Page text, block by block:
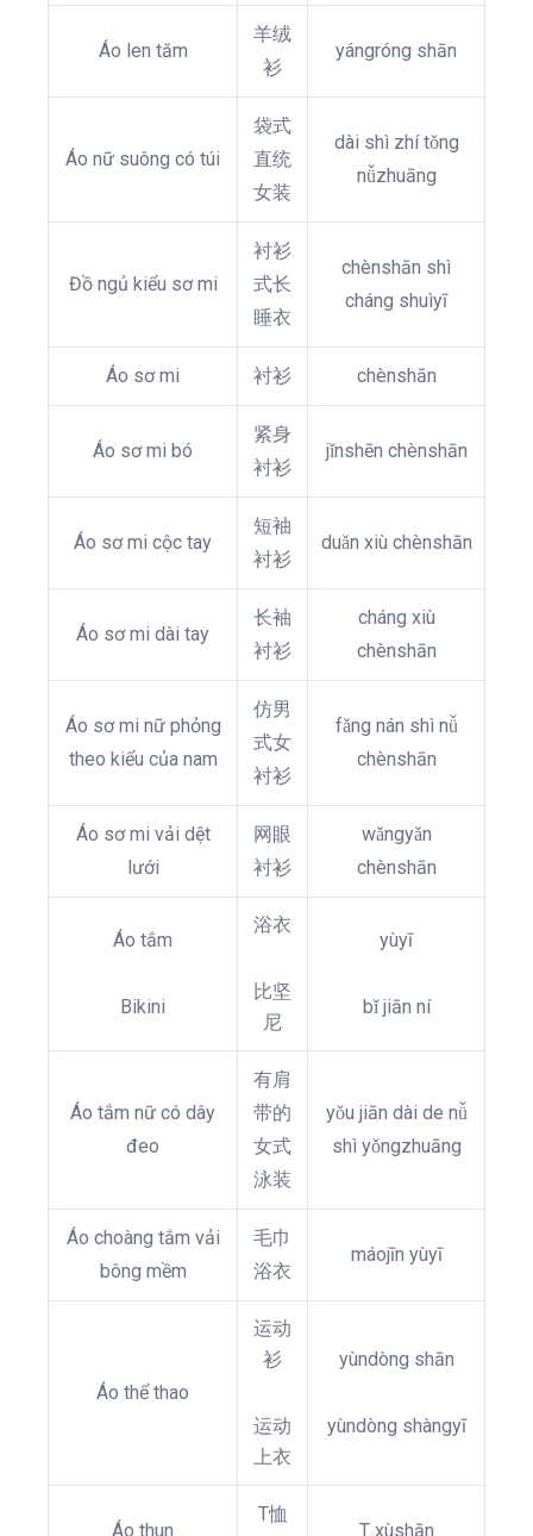
Áo len tăm
羊绒
衫
yángróng shān
Áo nữ suông có túi
袋式
直统
女装
dài shì zhí tǒng
nǚzhuāng
Đồ ngủ kiểu sơ mi
衬衫
式长
睡衣
chènshān shì
cháng shuìyī
Áo sơ mi 衬衫 chènshān
Áo sơ mi bó
紧身
衬衫
jǐnshēn chènshān
Áo sơ mi cộc tay
短袖
衬衫
duǎn xiù chènshān
Áo sơ mi dài tay
长袖
衬衫
cháng xiù
chènshān
Áo sơ mi nữ phỏng
theo kiểu của nam
仿男
式女
衬衫
fǎng nán shì nǚ
chènshān
Áo sơ mi vải dệt
lưới
网眼
衬衫
wǎngyǎn
chènshān
Áo tắm
Bikini
浴衣
比坚
尼
yùyī
bǐ jiān ní
Áo tắm nữ có dây
đeo
有肩
带的
女式
泳装
yǒu jiān dài de nǚ
shì yǒngzhuāng
Áo choàng tắm vải
bông mềm
毛巾
浴衣
máojīn yùyī
Áo thể thao
运动
衫
运动
上衣
yùndòng shān
yùndòng shàngyī
Áo thun
T恤
T xùshān